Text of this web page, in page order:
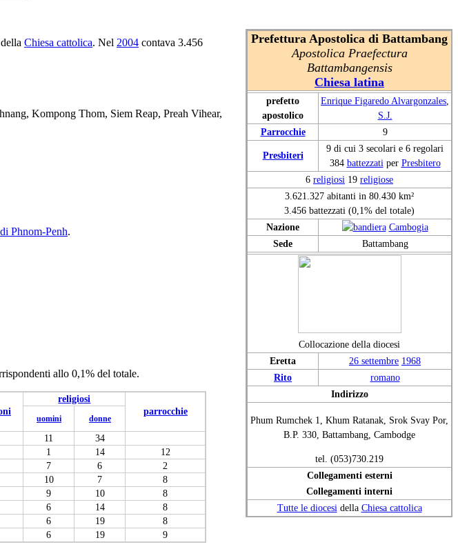
Prefettura Apostolica di Battambang
Apostolica Praefectura
Battambangensis
Chiesa latina
prefetto
apostolico
Enrique Figaredo Alvargonzales,
S.J.
Parrocchie
9
Presbiteri
9 di cui 3 secolari e 6 regolari
384 battezzatiper Presbitero
6 religiosi 19 religiose
3.621.327 abitanti in 80.430 km²
3.456 battezzati (0,1% del totale)
Nazione
Cambogia
Sede
Battambang
Collocazione della diocesi
Eretta
26 settembre 1968
Rito
romano
Indirizzo
Phum Rumchek 1, Khum Ratanak, Srok Svay Por,
B.P. 330, Battambang, Cambodge
tel. (053)730.219
Collegamenti esterni
Collegamenti interni
Tutte le diocesidella Chiesa cattolica
Chiesa cattolica. Nel 2004 contava 3.456
Kompong Thom, Siem Reap, Preah Vihear,
Phnom-Penh.
allo 0,1% del totale.
religiosi
parrocchie
uomini donne
11
34
1 14
12
7 6
2
10 7
8
9 10
8
6 14
8
6 19
8
6 19 9